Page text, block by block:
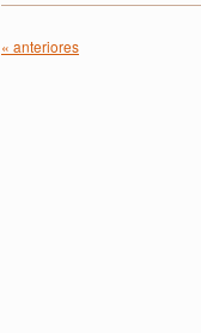
« anteriores